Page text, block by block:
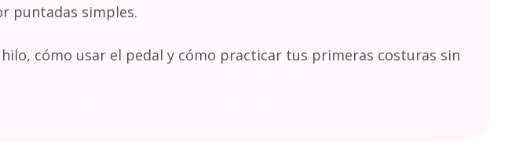
puntadas simples.
cómo usar el pedal y cómo practicar tus primeras costuras sin